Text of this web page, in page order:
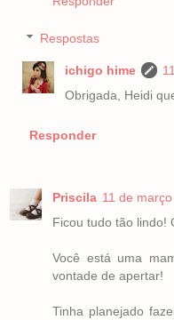
Respostas
ichigo hime
Obrigada, Heidi
Responder
Priscila 11 de
Ficou tudo tão lindo!
Você está uma
vontade de apertar!
Tinha planejado